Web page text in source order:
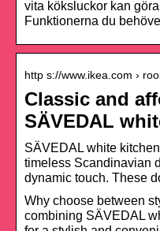
vita köksluckor kan
Funktionerna du
http s://www.ikea.com ›
Classic and
SÄVEDAL
SÄVEDAL white
timeless Scandinavian
dynamic touch. These
Why choose between
combining SÄVEDAL